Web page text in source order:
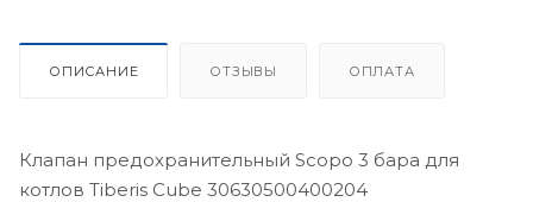
ОПИСАНИЕ ОТЗЫВЫ ОПЛАТА
Клапан предохранительный Scopo 3 бара для
котлов Tiberis Cube 30630500400204